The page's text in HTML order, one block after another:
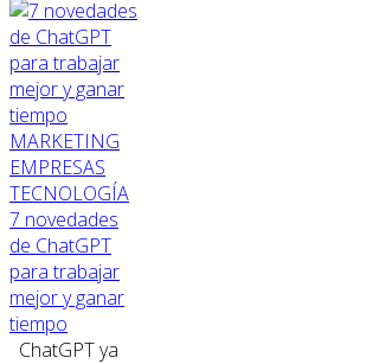
MARKETING
EMPRESAS
TECNOLOGÍA
7 novedades
de ChatGPT
para trabajar
mejor y ganar
tiempo
ChatGPT ya